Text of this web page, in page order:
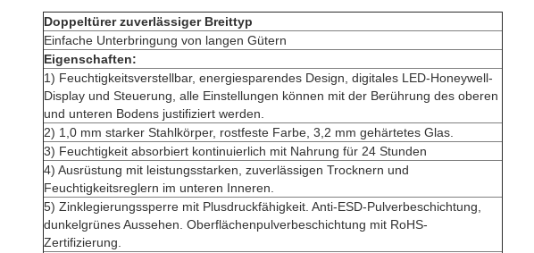
Doppeltürer zuverlässiger Breittyp
Einfache Unterbringung von langen Gütern
Eigenschaften:
1) Feuchtigkeitsverstellbar, energiesparendes Design, digitales LED-Honeywell-
Display und Steuerung, alle Einstellungen können mit der Berührung des oberen
und unteren Bodens justifiziert werden.
2) 1,0 mm starker Stahlkörper, rostfeste Farbe, 3,2 mm gehärtetes Glas.
3) Feuchtigkeit absorbiert kontinuierlich mit Nahrung für 24 Stunden
4) Ausrüstung mit leistungsstarken, zuverlässigen Trocknern und
Feuchtigkeitsreglern im unteren Inneren.
5) Zinklegierungssperre mit Plusdruckfähigkeit. Anti-ESD-Pulverbeschichtung,
dunkelgrünes Aussehen. Oberflächenpulverbeschichtung mit RoHS-
Zertifizierung.